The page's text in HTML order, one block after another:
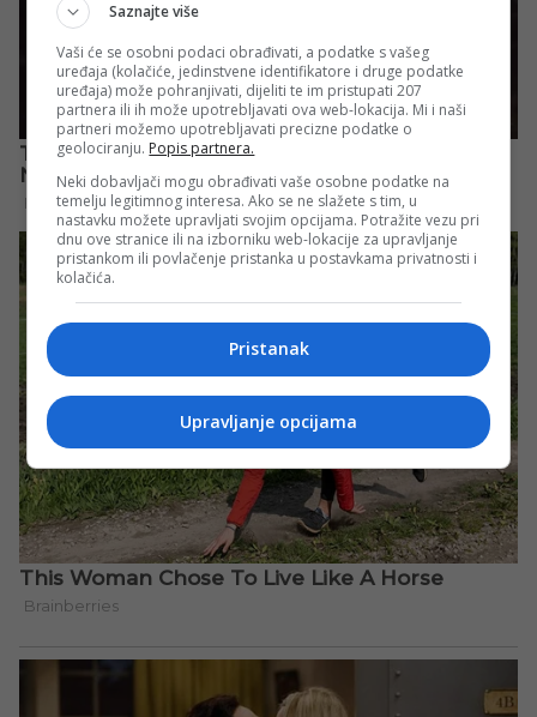
Saznajte više
Vaši će se osobni podaci obrađivati, a podatke s vašeg
uređaja (kolačiće, jedinstvene identifikatore i druge podatke
uređaja) može pohranjivati, dijeliti te im pristupati 207
partnera ili ih može upotrebljavati ova web-lokacija. Mi i naši
partneri možemo upotrebljavati precizne podatke o
geolociranju. Popis partnera.
Neki dobavljači mogu obrađivati vaše osobne podatke na
temelju legitimnog interesa. Ako se ne slažete s tim, u
nastavku možete upravljati svojim opcijama. Potražite vezu pri
dnu ove stranice ili na izborniku web-lokacije za upravljanje
pristankom ili povlačenje pristanka u postavkama privatnosti i
kolačića.
Pristanak
Upravljanje opcijama